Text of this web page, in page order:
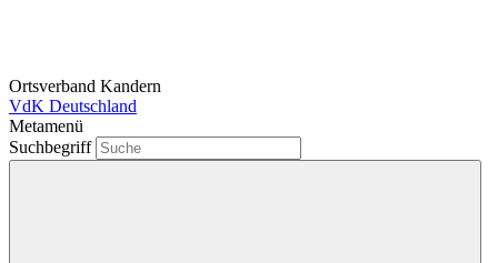
Ortsverband Kandern
VdK Deutschland
Metamenü
Suchbegriff